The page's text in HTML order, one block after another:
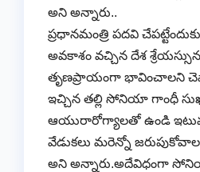
అని అన్నారు..
ప్రధానమంత్రి పదవి
అవకాశం వచ్చిన దేశ
తృణప్రాయంగా భావించాలని
ఇచ్చిన తల్లి సోనియా గాంధీ
ఆయురారోగ్యాలతో ఉండి
వేడుకలు మరెన్నో
అని అన్నారు.అదేవిధంగా